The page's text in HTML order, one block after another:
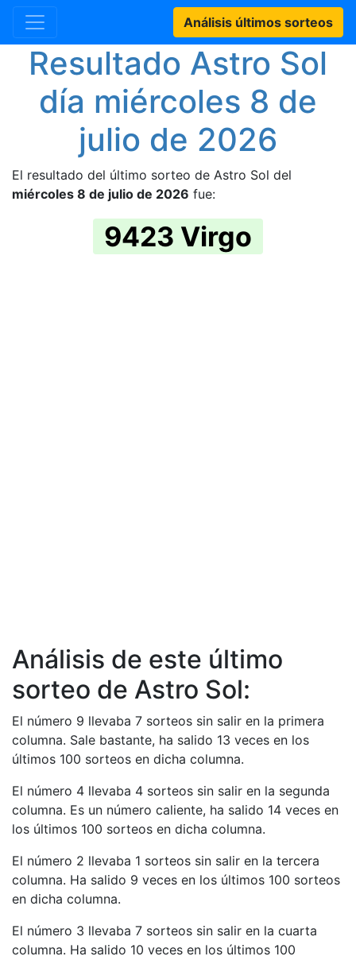
Análisis últimos sorteos
Resultado Astro Sol
día miércoles 8 de
julio de 2026
El resultado del último sorteo de Astro Sol del
miércoles 8 de julio de 2026 fue:
9423 Virgo
Análisis de este último
sorteo de Astro Sol:
El número 9 llevaba 7 sorteos sin salir en la primera
columna. Sale bastante, ha salido 13 veces en los
últimos 100 sorteos en dicha columna.
El número 4 llevaba 4 sorteos sin salir en la segunda
columna. Es un número caliente, ha salido 14 veces en
los últimos 100 sorteos en dicha columna.
El número 2 llevaba 1 sorteos sin salir en la tercera
columna. Ha salido 9 veces en los últimos 100 sorteos
en dicha columna.
El número 3 llevaba 7 sorteos sin salir en la cuarta
columna. Ha salido 10 veces en los últimos 100